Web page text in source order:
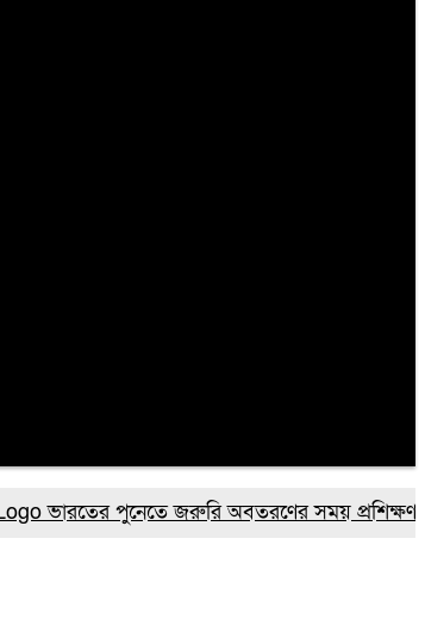
পুনেতে জরুরি অবতরণের সময় প্রশিক্ষণ বিমান